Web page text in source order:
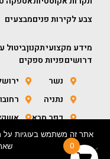
צבע לקירות פניםמבצעים
מידע מקצועיתקנוןביטול
דרושיםפניות ספקים
נשר
נתניה
כפר סבא
חולון
באר
0
אתר זה משתמש בעוגיות על